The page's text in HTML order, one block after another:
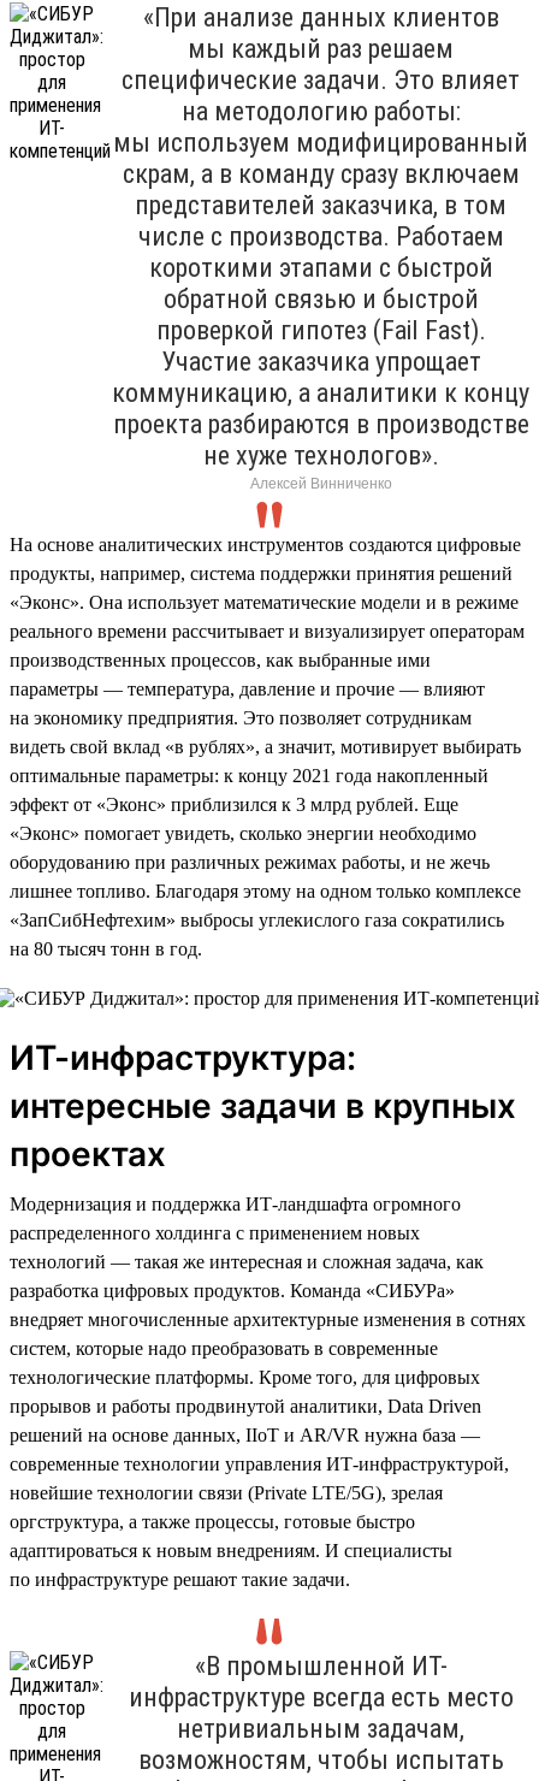
«При анализе данных клиентов
мы каждый раз решаем
специфические задачи. Это влияет
на методологию работы:
мы используем модифицированный
скрам, а в команду сразу включаем
представителей заказчика, в том
числе с производства. Работаем
короткими этапами с быстрой
обратной связью и быстрой
проверкой гипотез (Fail Fast).
Участие заказчика упрощает
коммуникацию, а аналитики к концу
проекта разбираются в производстве
не хуже технологов».
Алексей Винниченко
На основе аналитических инструментов создаются цифровые
продукты, например, система поддержки принятия решений
«Эконс». Она использует математические модели и в режиме
реального времени рассчитывает и визуализирует операторам
производственных процессов, как выбранные ими
параметры — температура, давление и прочие — влияют
на экономику предприятия. Это позволяет сотрудникам
видеть свой вклад «в рублях», а значит, мотивирует выбирать
оптимальные параметры: к концу 2021 года накопленный
эффект от «Эконс» приблизился к 3 млрд рублей. Еще
«Эконс» помогает увидеть, сколько энергии необходимо
оборудованию при различных режимах работы, и не жечь
лишнее топливо. Благодаря этому на одном только комплексе
«ЗапСибНефтехим» выбросы углекислого газа сократились
на 80 тысяч тонн в год.
ИТ-инфраструктура:
интересные задачи в крупных
проектах
Модернизация и поддержка ИТ-ландшафта огромного
распределенного холдинга с применением новых
технологий — такая же интересная и сложная задача, как
разработка цифровых продуктов. Команда «СИБУРа»
внедряет многочисленные архитектурные изменения в сотнях
систем, которые надо преобразовать в современные
технологические платформы. Кроме того, для цифровых
прорывов и работы продвинутой аналитики, Data Driven
решений на основе данных, IIoT и AR/VR нужна база —
современные технологии управления ИТ-инфраструктурой,
новейшие технологии связи (Private LTE/5G), зрелая
оргструктура, а также процессы, готовые быстро
адаптироваться к новым внедрениям. И специалисты
по инфраструктуре решают такие задачи.
«В промышленной ИТ-
инфраструктуре всегда есть место
нетривиальным задачам,
возможностям, чтобы испытать